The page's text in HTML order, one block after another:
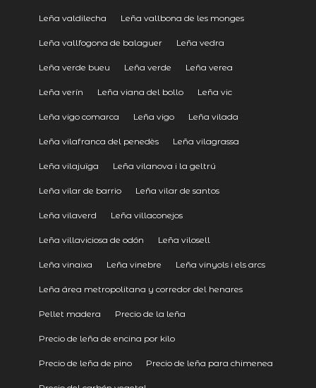
Leña valdilecha Leña vallbona de les monges
Leña vallfogona de balaguer Leña vedra
Leña verde bueu Leña verde Leña verea
Leña verín Leña viana del bollo Leña vic
Leña vigo comarca Leña vigo Leña vilada
Leña vilafranca del penedès Leña vilagrassa
Leña vilajuïga Leña vilanova i la geltrú
Leña vilar de barrio Leña vilar de santos
Leña vilaverd Leña villaconejos
Leña villaviciosa de odón Leña vilosell
Leña vinaixa Leña vinebre Leña vinyols i els arcs
Leña área metropolitana y corredor del henares
Pellet madera Precio de la leña
Precio de leña de encina por kilo
Precio de leña de pino Precio de leña para chimenea